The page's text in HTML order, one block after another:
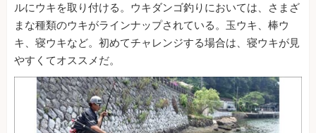
ルにウキを取り付ける。ウキダンゴ釣りにおいては、さまざ
まな種類のウキがラインナップされている。玉ウキ、棒ウ
キ、寝ウキなど。初めてチャレンジする場合は、寝ウキが見
やすくてオススメだ。